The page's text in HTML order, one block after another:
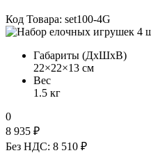
Код Товара: set100-4G
Габариты (ДхШхВ)
22×22×13 см
Вес
1.5 кг
0
8 935 ₽
Без НДС: 8 510 ₽